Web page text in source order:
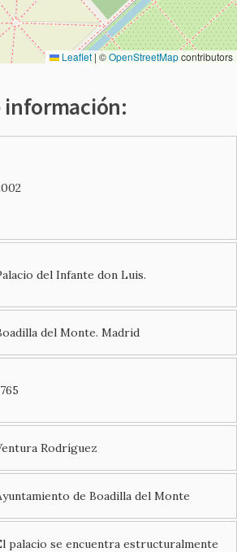
Leaflet | ©OpenStreetMapcontributors
información:
del Infante don Luis.
del Monte. Madrid
Rodríguez
de Boadilla del Monte
palacio se encuentra estructuralmente